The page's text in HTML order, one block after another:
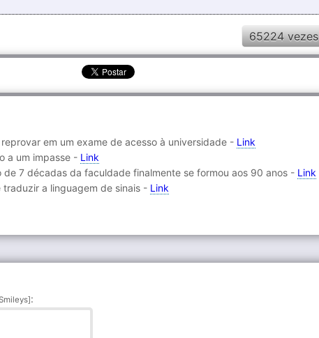
65224 vezes
em um exame de acesso à universidade - Link
a um impasse - Link
7 décadas da faculdade finalmente se formou aos 90 anos - Link
a linguagem de sinais - Link
: